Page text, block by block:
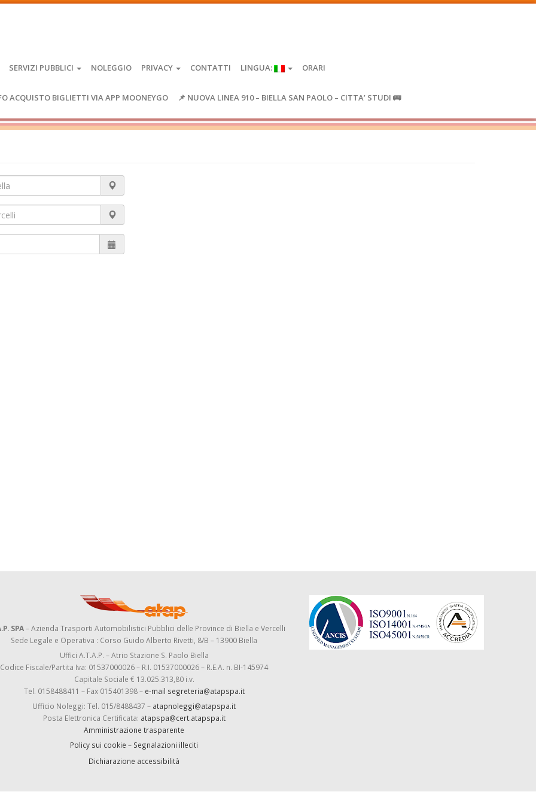
SERVIZI PUBBLICI NOLEGGIO PRIVACY CONTATTI LINGUA: ORARI
ACQUISTO BIGLIETTI VIA APP MOONEYGO 📌 NUOVA LINEA 910 – BIELLA SAN PAOLO – CITTA’ STUDI 🚌
SPA– Azienda Trasporti Automobilistici Pubblici delle Province di Biella e Vercelli
Sede Legale e Operativa : Corso Guido Alberto Rivetti, 8/B – 13900 Biella
Uffici A.T.A.P. – Atrio Stazione S. Paolo Biella
Codice Fiscale/Partita Iva: 01537000026 – R.I. 01537000026 – R.E.A. n. BI-145974
Capitale Sociale € 13.025.313,80 i.v.
Tel. 0158488411 – Fax 015401398 – e-mail segreteria@atapspa.it
Ufficio Noleggi: Tel. 015/8488437 – atapnoleggi@atapspa.it
Posta Elettronica Certificata: atapspa@cert.atapspa.it
Amministrazione trasparente
Policy sui cookie – Segnalazioni illeciti
Dichiarazione accessibilità